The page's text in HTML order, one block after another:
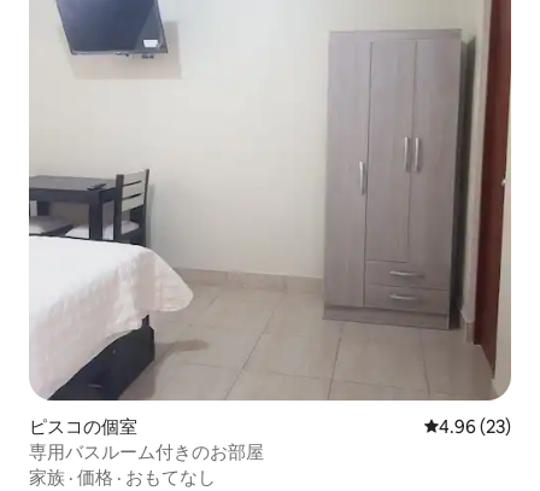
ピスコの個室 レビュー23
4.96 (23)
専用バスルーム付きのお部屋
家族 · 価格 · おもてなし